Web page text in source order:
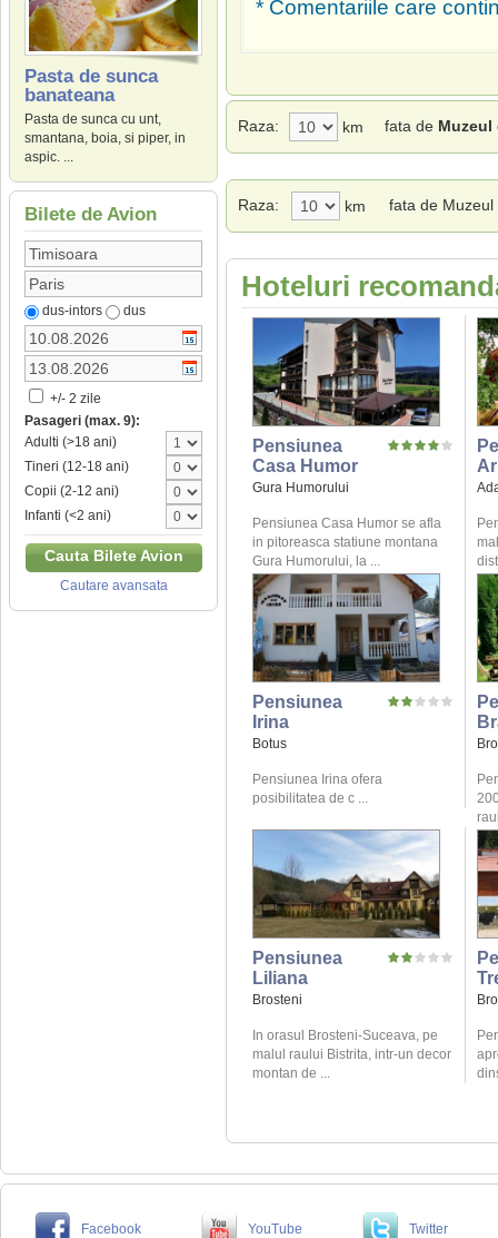
Pasta de sunca
banateana
Pasta de sunca cu unt,
smantana, boia, si piper, in
aspic. ...
Bilete de Avion
dus-intors dus
+/- 2 zile
Pasageri (max. 9):
Adulti (>18 ani)
Tineri (12-18 ani)
Copii (2-12 ani)
Infanti (<2 ani)
Cauta Bilete Avion
Cautare avansata
* Comentariile care
Raza: km fata de Muzeul
Raza: km fata de
Hoteluri
Pensiunea
Casa Humor
Gura Humorului
Pensiunea Casa Humor se afla
in pitoreasca statiune montana
Gura Humorului, la ...
Pensiunea
Irina
Botus
Pensiunea Irina ofera
posibilitatea de c ...
Pensiunea
Liliana
Brosteni
In orasul Brosteni-Suceava, pe
malul raului Bistrita, intr-un decor
montan de ...
Facebook YouTube Twitter